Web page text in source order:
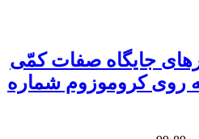
جایگاه صفات کمّی
روی کروموزوم شماره